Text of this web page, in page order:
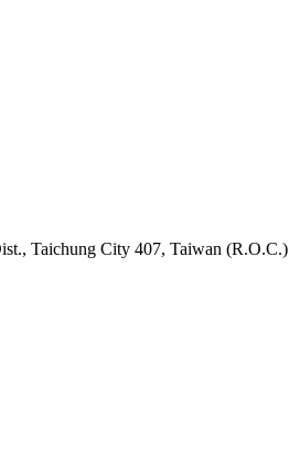
Taichung City 407, Taiwan (R.O.C.)